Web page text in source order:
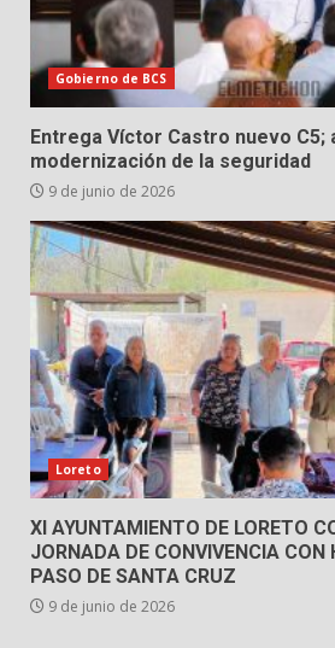
Gobierno de BCS
Entrega Víctor Castro nuevo C5;
modernización de la seguridad
9 de junio de 2026
Loreto
XI AYUNTAMIENTO DE LORETO
JORNADA DE CONVIVENCIA CON
PASO DE SANTA CRUZ
9 de junio de 2026